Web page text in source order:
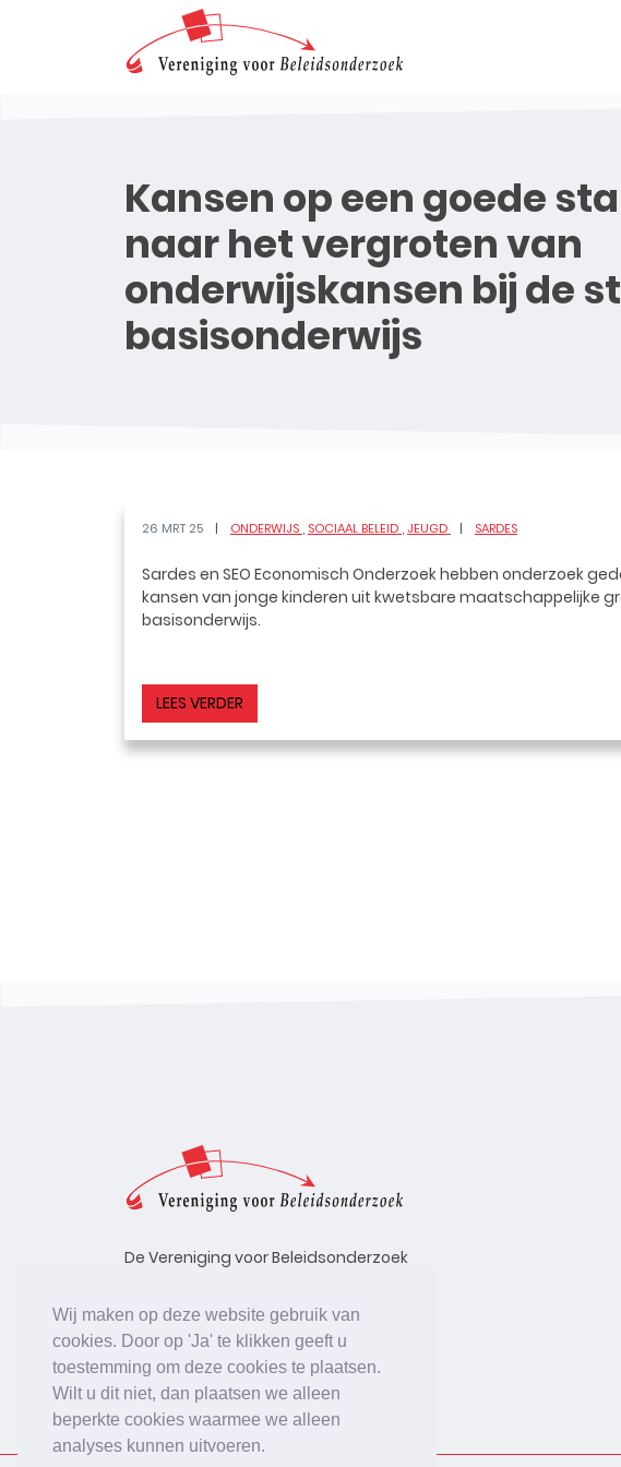
Wij maken op deze website gebruik van
cookies. Door op 'Ja' te klikken geeft u
toestemming om deze cookies te plaatsen.
Wilt u dit niet, dan plaatsen we alleen
beperkte cookies waarmee we alleen
analyses kunnen uitvoeren.
Kansen op een goede
naar het vergroten van
onderwijskansen bij de
basisonderwijs
26 MRT 25 ONDERWIJS SOCIAAL BELEID JEUGD SARDES
Sardes en SEO Economisch Onderzoek hebben onderzoek
kansen van jonge kinderen uit kwetsbare maatschappelijke
basisonderwijs.
LEES VERDER
De Vereniging voor Beleidsonderzoek
bevorderen van beleidsonderzoek,
uitgevoerd in opdracht van
beleidsinstanties, uitvoerende
organisaties en bedrijfsleven.